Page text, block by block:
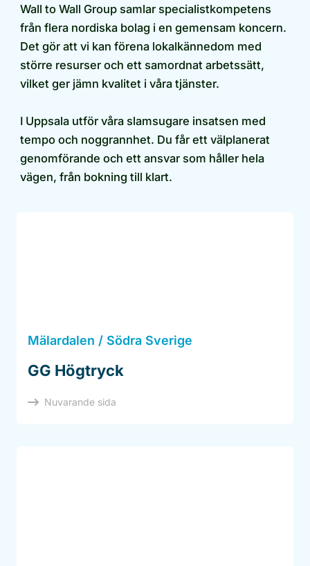
Wall to Wall Group samlar specialistkompetens
från flera nordiska bolag i en gemensam koncern.
Det gör att vi kan förena lokalkännedom med
större resurser och ett samordnat arbetssätt,
vilket ger jämn kvalitet i våra tjänster.
I Uppsala utför våra slamsugare insatsen med
tempo och noggrannhet. Du får ett välplanerat
genomförande och ett ansvar som håller hela
vägen, från bokning till klart.
Mälardalen / Södra Sverige
GG Högtryck
Nuvarande sida